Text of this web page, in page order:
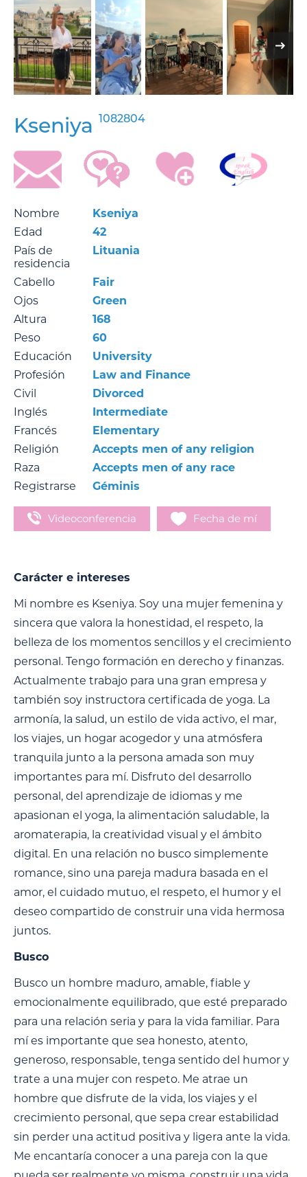
Kseniya 1082804
Nombre
Kseniya
Edad
42
País de
residencia
Lituania
Cabello
Fair
Ojos
Green
Altura
168
Peso
60
Educación
University
Profesión
Law and Finance
Civil
Divorced
Inglés
Intermediate
Francés
Elementary
Religión
Accepts men of any religion
Raza
Accepts men of any race
Registrarse
Géminis
Videoconferencia Fecha de mí
Carácter e intereses
Mi nombre es Kseniya. Soy una mujer femenina y
sincera que valora la honestidad, el respeto, la
belleza de los momentos sencillos y el crecimiento
personal. Tengo formación en derecho y finanzas.
Actualmente trabajo para una gran empresa y
también soy instructora certificada de yoga. La
armonía, la salud, un estilo de vida activo, el mar,
los viajes, un hogar acogedor y una atmósfera
tranquila junto a la persona amada son muy
importantes para mí. Disfruto del desarrollo
personal, del aprendizaje de idiomas y me
apasionan el yoga, la alimentación saludable, la
aromaterapia, la creatividad visual y el ámbito
digital. En una relación no busco simplemente
romance, sino una pareja madura basada en el
amor, el cuidado mutuo, el respeto, el humor y el
deseo compartido de construir una vida hermosa
juntos.
Busco
Busco un hombre maduro, amable, fiable y
emocionalmente equilibrado, que esté preparado
para una relación seria y para la vida familiar. Para
mí es importante que sea honesto, atento,
generoso, responsable, tenga sentido del humor y
trate a una mujer con respeto. Me atrae un
hombre que disfrute de la vida, los viajes y el
crecimiento personal, que sepa crear estabilidad
sin perder una actitud positiva y ligera ante la vida.
Me encantaría conocer a una pareja con la que